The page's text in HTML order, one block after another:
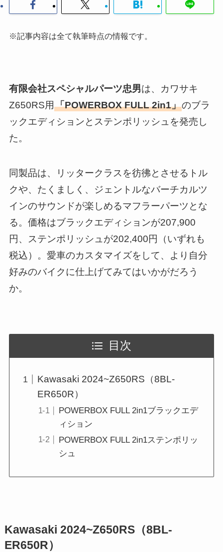
※記事内容は全て執筆時点の情報です。
有限会社スペシャルパーツ忠男は、カワサキ
Z650RS用「POWERBOX FULL 2in1」のブラ
ックエディションとステンポリッシュを発売し
た。
同製品は、リッタークラスを彷彿とさせるトル
クや、たくましく、ジェントルなバーチカルツ
インのサウンドが楽しめるマフラーパーツとな
る。価格はブラックエディションが207,900
円、ステンポリッシュが202,400円（いずれも
税込）。愛車のカスタマイズをして、より自分
好みのバイクに仕上げてみてはいかがだろう
か。
目次
Kawasaki 2024~Z650RS（8BL-
ER650R）
POWERBOX FULL 2in1ブラックエデ
ィション
POWERBOX FULL 2in1ステンポリッ
シュ
Kawasaki 2024~Z650RS（8BL-
ER650R）